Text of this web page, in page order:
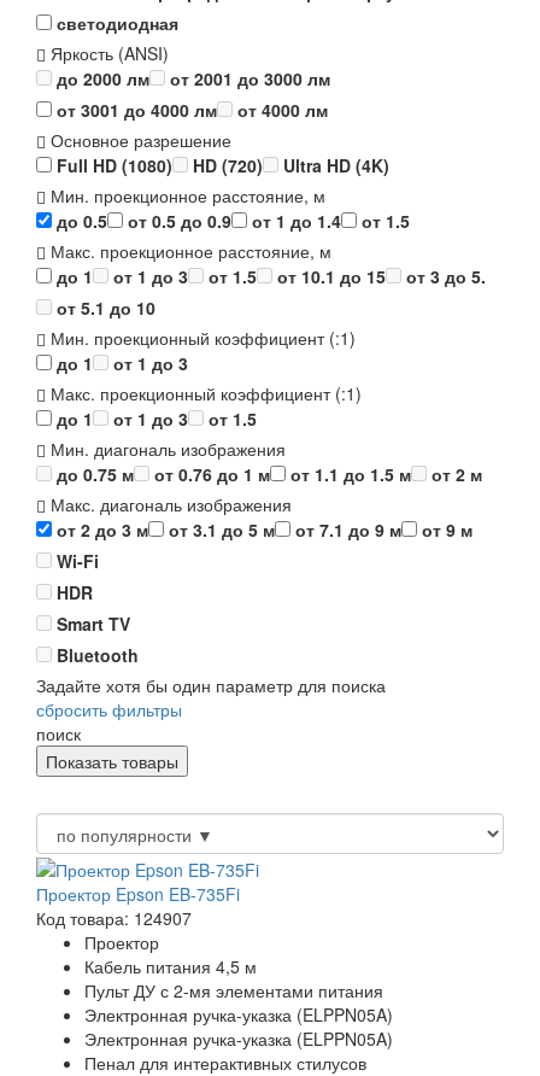
светодиодная
Яркость (ANSI)
до 2000 лм
от 2001 до 3000 лм
от 3001 до 4000 лм
от 4000 лм
Основное разрешение
Full HD (1080)
HD (720)
Ultra HD (4K)
Мин. проекционное расстояние, м
до 0.5
от 0.5 до 0.9 от 1 до 1.4
от 1.5
Макс. проекционное расстояние, м
до 1
от 1 до 3 от 1.5 от 10.1 до 15
от 3 до 5.
от 5.1 до 10
Мин. проекционный коэффициент (:1)
до 1
от 1 до 3
Макс. проекционный коэффициент (:1)
до 1
от 1 до 3
от 1.5
Мин. диагональ изображения
до 0.75 м
от 0.76 до 1 м от 1.1 до 1.5 м
от 2 м
Макс. диагональ изображения
от 2 до 3 м
от 3.1 до 5 м от 7.1 до 9 м
от 9 м
Wi-Fi
HDR
Smart TV
Bluetooth
Задайте хотя бы один параметр для поиска
сбросить фильтры
поиск
Проектор Epson EB-735Fi
Код товара: 124907
Проектор
Кабель питания 4,5 м
Пульт ДУ с 2-мя элементами питания
Электронная ручка-указка (ELPPN05A)
Электронная ручка-указка (ELPPN05A)
Пенал для интерактивных стилусов